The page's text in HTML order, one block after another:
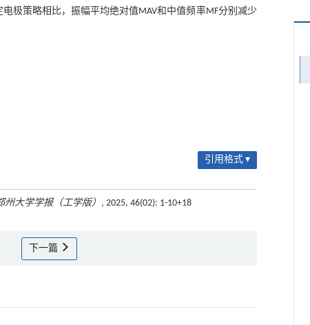
极策略相比，振幅平均绝对值MAV和中值频率MF分别减少
引用格式 ▾
州大学学报（工学版） , 2025, 46(02): 1-10+18
下一篇